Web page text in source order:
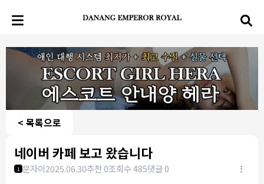
< 목록으로
네이버 카페 보고 왔습니다
1 문자이2025.06.30추천 0조회수 485댓글 0